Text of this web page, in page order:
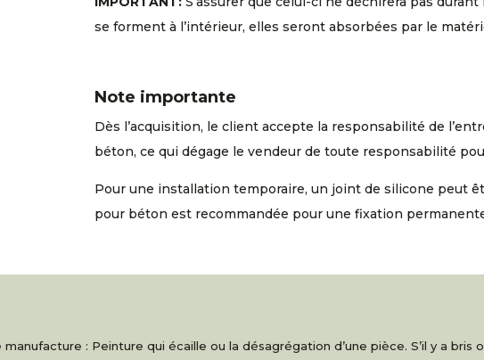
se forment à l’intérieur, elles seront absorbées par le
Note importante
Dès l’acquisition, le client accepte la responsabilité de
béton, ce qui dégage le vendeur de toute responsabilité
Pour une installation temporaire, un joint de silicone peut
pour béton est recommandée pour une fixation
: Peinture qui écaille ou la désagrégation d’une pièce. S’il y a bris